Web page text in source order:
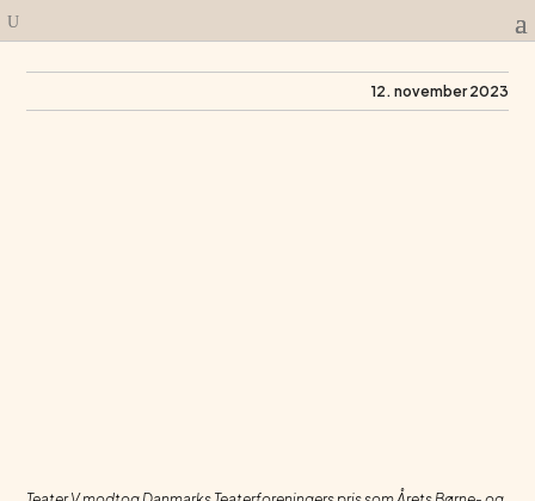
12. november 2023